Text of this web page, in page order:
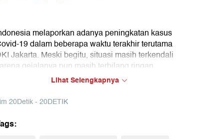
melaporkan adanya peningkatan kasus
19 dalam beberapa waktu terakhir terutama
Jakarta. Meski begitu, situasi masih terkendali
gejalanya pun masih terbilang ringan.
Lihat Selengkapnya
20Detik - 20DETIK